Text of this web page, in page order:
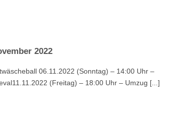
2022
06.11.2022 (Sonntag) – 14:00 Uhr –
(Freitag) – 18:00 Uhr – Umzug [...]